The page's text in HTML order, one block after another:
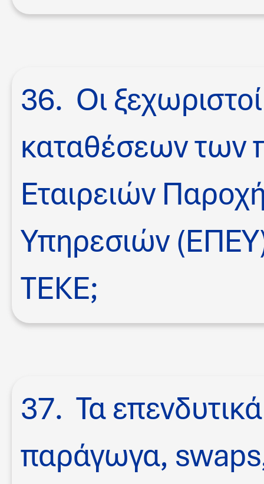
36. Οι
καταθέσεων των
Εταιρειών
Υπηρεσιών
ΤΕΚΕ;
37. Τα
παράγωγα,